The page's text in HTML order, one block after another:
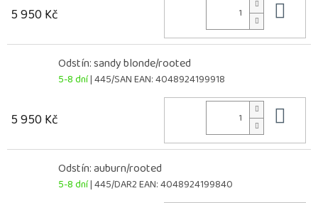
5 950 Kč
Odstín: sandy blonde/rooted
5-8 dní| 445/SANEAN:4048924199918
5 950 Kč
Odstín: auburn/rooted
5-8 dní| 445/DAR2EAN:4048924199840